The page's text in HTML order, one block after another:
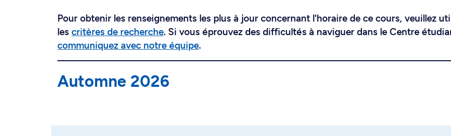
Pour obtenir les renseignements les plus à jour concernant l'horaire de ce cours, veuillez
les critères de recherche. Si vous éprouvez des difficultés à naviguer dans le Centre
communiquez avec notre équipe.
Automne 2026